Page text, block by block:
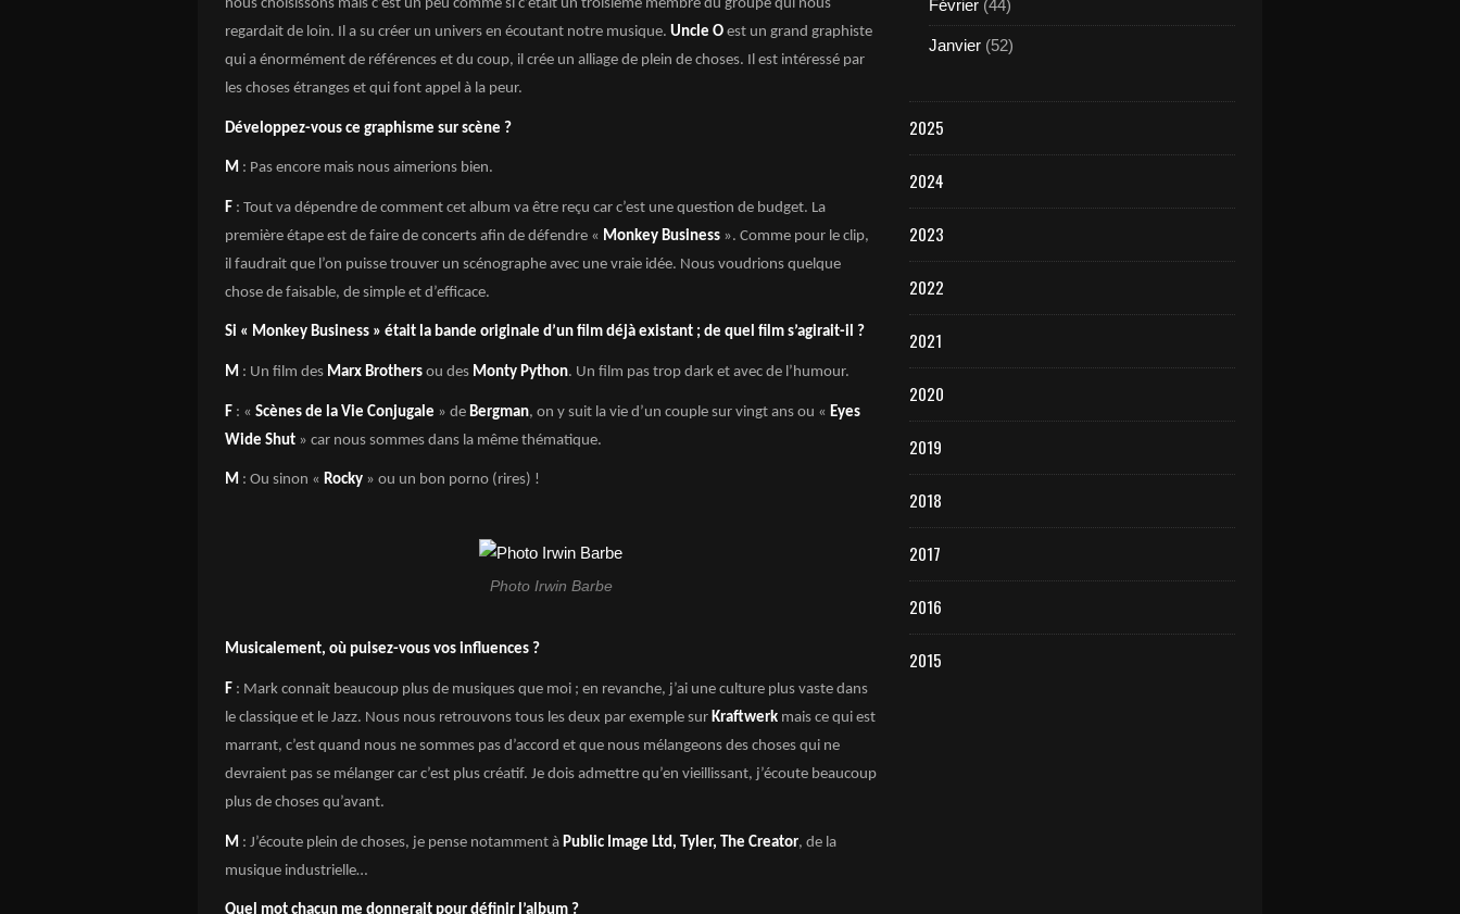
nous choisissons mais c’est un peu comme si c’était un troisième membre du groupe qui nous
regardait de loin. Il a su créer un univers en écoutant notre musique. Uncle O est un grand graphiste
qui a énormément de références et du coup, il crée un alliage de plein de choses. Il est intéressé par
les choses étranges et qui font appel à la peur.
Développez-vous ce graphisme sur scène ?
M : Pas encore mais nous aimerions bien.
F : Tout va dépendre de comment cet album va être reçu car c’est une question de budget. La
première étape est de faire de concerts afin de défendre « Monkey Business ». Comme pour le clip,
il faudrait que l’on puisse trouver un scénographe avec une vraie idée. Nous voudrions quelque
chose de faisable, de simple et d’efficace.
Si « Monkey Business » était la bande originale d’un film déjà existant ; de quel film s’agirait-il ?
M : Un film des Marx Brothers ou des Monty Python. Un film pas trop dark et avec de l’humour.
F : « Scènes de la Vie Conjugale » de Bergman, on y suit la vie d’un couple sur vingt ans ou « Eyes
Wide Shut » car nous sommes dans la même thématique.
M : Ou sinon « Rocky » ou un bon porno (rires) !
Photo Irwin Barbe
Musicalement, où puisez-vous vos influences ?
F : Mark connait beaucoup plus de musiques que moi ; en revanche, j’ai une culture plus vaste dans
le classique et le Jazz. Nous nous retrouvons tous les deux par exemple sur Kraftwerk mais ce qui est
marrant, c’est quand nous ne sommes pas d’accord et que nous mélangeons des choses qui ne
devraient pas se mélanger car c’est plus créatif. Je dois admettre qu’en vieillissant, j’écoute beaucoup
plus de choses qu’avant.
M : J’écoute plein de choses, je pense notamment à Public Image Ltd, Tyler, The Creator, de la
musique industrielle…
Quel mot chacun me donnerait pour définir l’album ?
Février (44)
Janvier (52)
2025
2024
2023
2022
2021
2020
2019
2018
2017
2016
2015